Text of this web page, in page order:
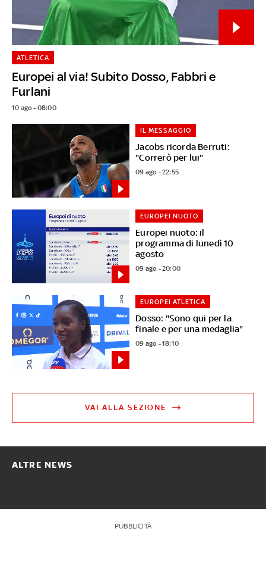
Europei al via! Subito Dosso, Fabbri e
Furlani
ATLETICA
10 ago - 08:00
Jacobs ricorda Berruti:
"Correrò per lui"
IL MESSAGGIO
09 ago - 22:55
Europei nuoto: il
programma di lunedì 10
agosto
EUROPEI NUOTO
09 ago - 20:00
Dosso: "Sono qui per la
finale e per una medaglia"
EUROPEI ATLETICA
09 ago - 18:10
VAI ALLA SEZIONE
ALTRE NEWS
PUBBLICITÀ